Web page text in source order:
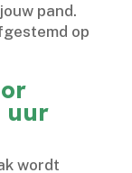
pand.​
op
uur
wordt